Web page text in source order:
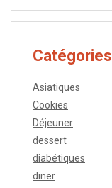
Catégories
Asiatiques
Cookies
Déjeuner
dessert
diabétiques
diner